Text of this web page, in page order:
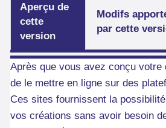
Aperçu de
cette
version
Modifs
par cette